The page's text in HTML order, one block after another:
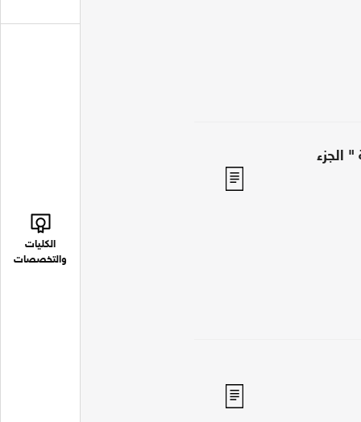
الكليات
والتخصصات
الجزء